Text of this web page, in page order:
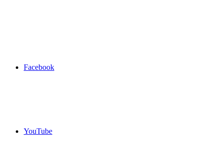
Facebook
YouTube